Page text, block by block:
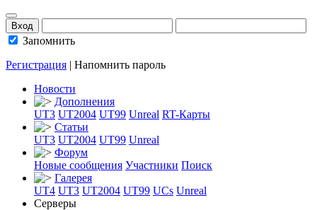
Запомнить
Регистрация | Напомнить пароль
Новости
Дополнения
UT3 UT2004 UT99 Unreal RT-Карты
Статьи
UT3 UT2004 UT99 Unreal
Форум
Новые сообщения Участники Поиск
Галерея
UT4 UT3 UT2004 UT99 UCs Unreal
Серверы